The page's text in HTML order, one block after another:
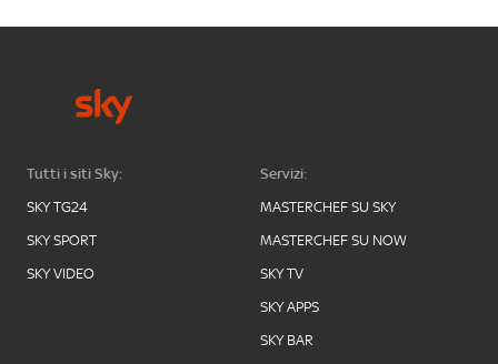
Tutti i siti Sky:
SKY TG24
SKY SPORT
SKY VIDEO
Servizi:
MASTERCHEF SU SKY
MASTERCHEF SU NOW
SKY TV
SKY APPS
SKY BAR